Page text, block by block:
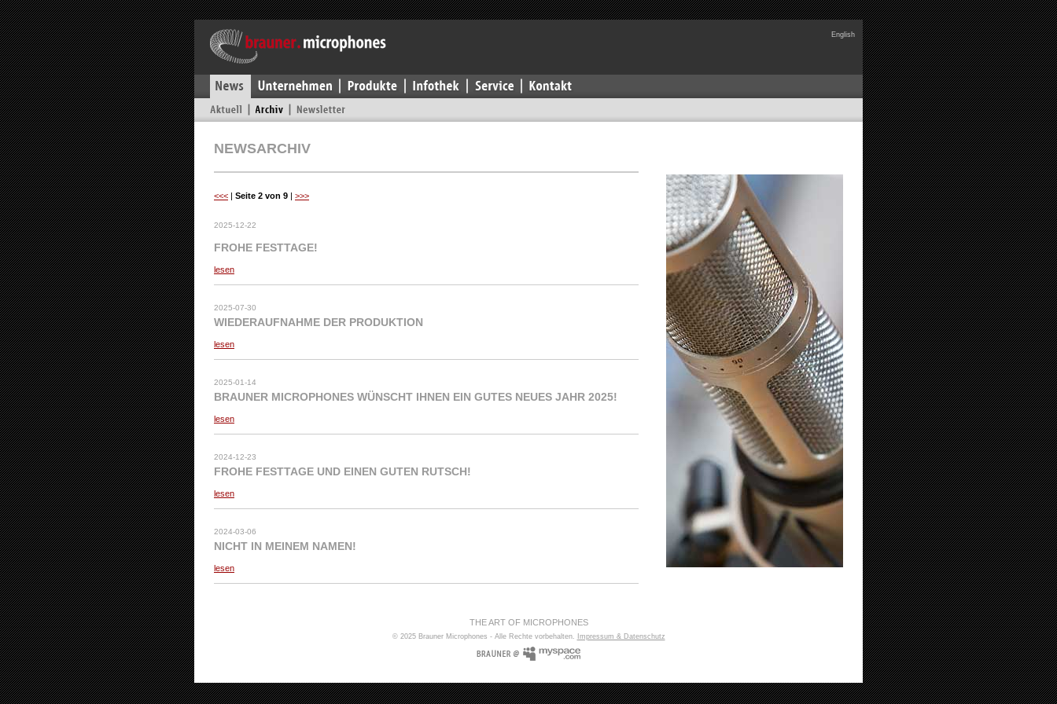
English
NEWSARCHIV
<<< | Seite 2 von 9 | >>>
2025-12-22
FROHE FESTTAGE!
lesen
2025-07-30
WIEDERAUFNAHME DER PRODUKTION
lesen
2025-01-14
BRAUNER MICROPHONES WÜNSCHT IHNEN EIN GUTES NEUES JAHR 2025!
lesen
2024-12-23
FROHE FESTTAGE UND EINEN GUTEN RUTSCH!
lesen
2024-03-06
NICHT IN MEINEM NAMEN!
lesen
THE ART OF MICROPHONES
© 2025 Brauner Microphones - Alle Rechte vorbehalten. Impressum & Datenschutz